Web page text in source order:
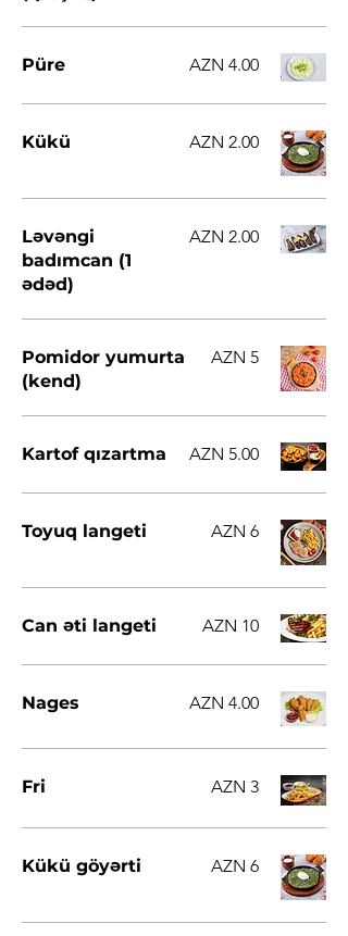
Püre AZN 4.00
Kükü AZN 2.00
Ləvəngi
badımcan (1
ədəd)
AZN 2.00
Pomidor yumurta
(kend)
AZN 5
Kartof qızartma AZN 5.00
Toyuq langeti AZN 6
Can əti langeti AZN 10
Nages AZN 4.00
Fri AZN 3
Kükü göyərti AZN 6